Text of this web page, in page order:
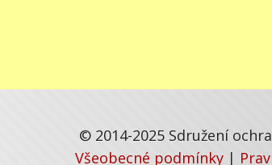
© 2014-2025 Sdružení
Všeobecné podmínky |